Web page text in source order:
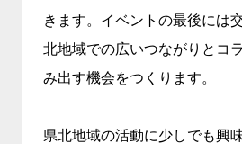
きます。イベントの最後には
北地域での広いつながりとコ
み出す機会をつくります。
県北地域の活動に少しでも興